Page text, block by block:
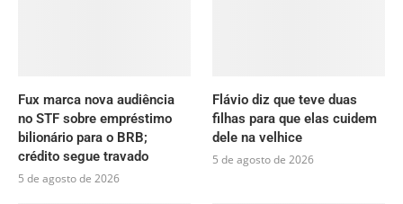
Fux marca nova audiência
no STF sobre empréstimo
bilionário para o BRB;
crédito segue travado
5 de agosto de 2026
Flávio diz que teve duas
filhas para que elas cuidem
dele na velhice
5 de agosto de 2026